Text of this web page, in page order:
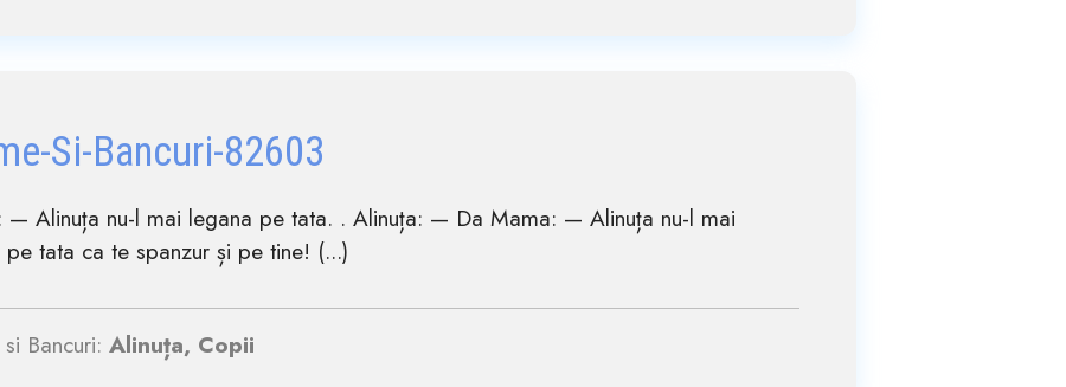
Si-Bancuri-82603
— Alinuța nu-l mai legana pe tata. . Alinuța: — Da Mama: — Alinuța nu-l mai
pe tata ca te spanzur și pe tine! (...)
si Bancuri:Alinuța, Copii